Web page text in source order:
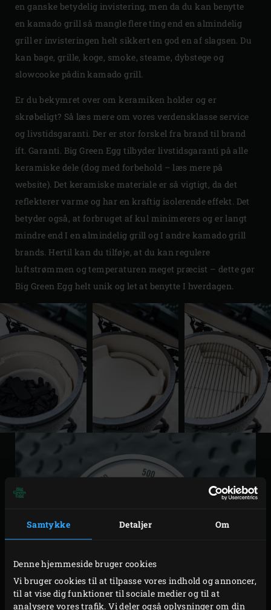
Samtykke Detaljer Om
Denne hjemmeside bruger cookies
Vi bruger cookies til at tilpasse vores indhold og annoncer,
til at vise dig funktioner til sociale medier og til at
analysere vores trafik. Vi deler også oplysninger om din
en ganske betydelig invistering, men da du kan benytte
en kamado grill så mangle flere ting end en almindelig
grill er invisteringen helt sikkert en god en af slagsen. Du
kan bage, grille, koge, smoke, steame, dybstege og
slowcooke pådin kamado grill.
Er du bekymret over om keramiken holder og er
skrøbeligt? Så læs mere om vores verdensklasse service
og livstidsgaranti. Der er stor forskel fra brand til brand
ift. Garanti. Big Green Egg tilbyder livstidsgaranti på alle
keramiske dele (dog med forbehold – læs mere på
website). Det keramiske materiale er så vigtigt, da det
reflekterer varme og har en kraftig isolerende effekt. Det
betyder også, at forbruget af kul minimerers og er langt
mindre end I en almindelig grill og I andre kamado grill
brands. Hertil kan du tilføje, at du kan regulere
luftstrømmen og temperaturen meget præcist – dette gør
Big Green Egg helt unik og let at benytte I hverdagen.